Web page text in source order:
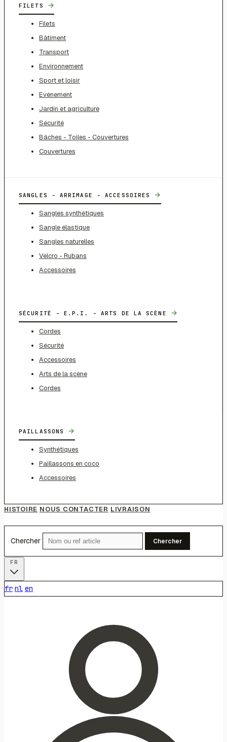
FILETS →
Filets
Bâtiment
Transport
Environnement
Sport et loisir
Evénement
Jardin et agriculture
Sécurité
Bâches - Toiles - Couvertures
Couvertures
SANGLES - ARRIMAGE - ACCESSOIRES →
Sangles synthétiques
Sangle élastique
Sangles naturelles
Velcro - Rubans
Accessoires
SÉCURITÉ - E.P.I. - ARTS DE LA SCÈNE →
Cordes
Sécurité
Accessoires
Arts de la scène
Cordes
PAILLASSONS →
Synthétiques
Paillassons en coco
Accessoires
HISTOIRE NOUS CONTACTER LIVRAISON
Chercher Chercher
fr nl en